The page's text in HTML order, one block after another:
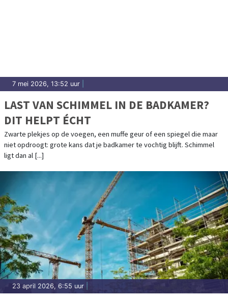
7 mei 2026, 13:52 uur
LAST VAN SCHIMMEL IN DE BADKAMER?
DIT HELPT ÉCHT
Zwarte plekjes op de voegen, een muffe geur of een spiegel die maar
niet opdroogt: grote kans dat je badkamer te vochtig blijft. Schimmel
ligt dan al [...]
23 april 2026, 6:55 uur